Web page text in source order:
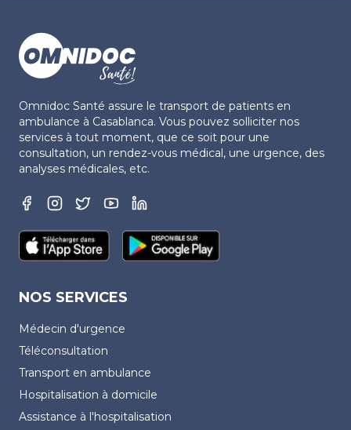
Omnidoc Santé assure le transport de patients en
ambulance à Casablanca. Vous pouvez solliciter nos
services à tout moment, que ce soit pour une
consultation, un rendez-vous médical, une urgence, des
analyses médicales, etc.
NOS SERVICES
Médecin d'urgence
Téléconsultation
Transport en ambulance
Hospitalisation à domicile
Assistance à l'hospitalisation